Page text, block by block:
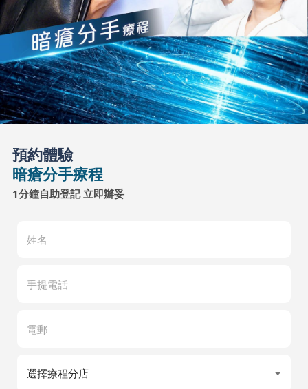
預約體驗
暗瘡分手療程
1分鐘自助登記 立即辦妥